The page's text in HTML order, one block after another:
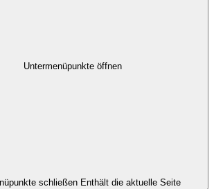
Untermenüpunkte öffnen
schließen Enthält die aktuelle Seite